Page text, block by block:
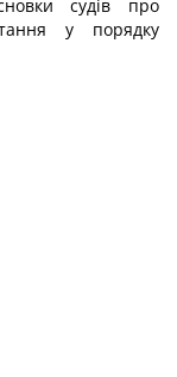
судів про
у порядку